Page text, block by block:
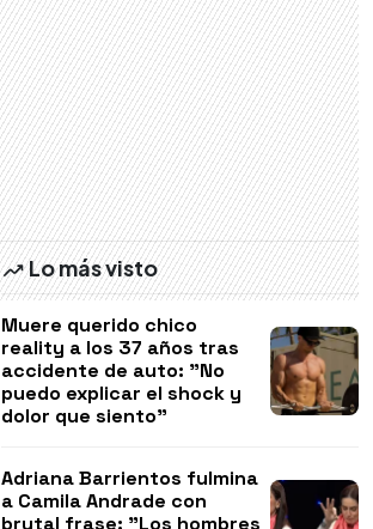
Lo más visto
Muere querido chico
reality a los 37 años tras
accidente de auto: "No
puedo explicar el shock y
dolor que siento"
Adriana Barrientos fulmina
a Camila Andrade con
brutal frase: "Los hombres